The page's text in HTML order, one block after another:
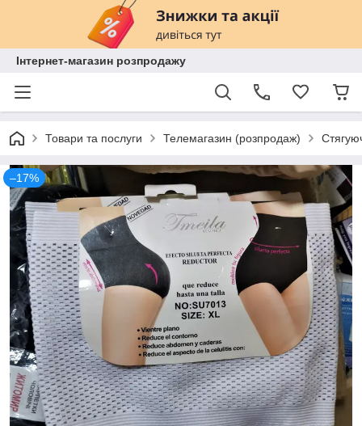
Інтернет-магазин розпродажу
Товари та послуги Телемагазин (розпродаж)
–17%